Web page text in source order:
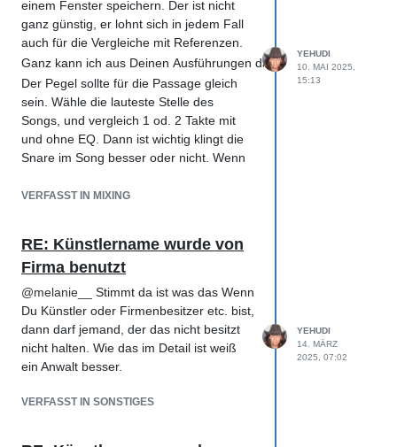
einem Fenster speichern. Der ist nicht
ganz günstig, er lohnt sich in jedem Fall
auch für die Vergleiche mit Referenzen.
Ganz kann ich aus Deinen Ausführungen das Problem nicht
Der Pegel sollte für die Passage gleich
sein. Wähle die lauteste Stelle des
Songs, und vergleich 1 od. 2 Takte mit
und ohne EQ. Dann ist wichtig klingt die
Snare im Song besser oder nicht. Wenn
noch nicht maßgeblich.
Lowshelf zu viel.
VERFASST IN MIXING
YEHUDI
10. MAI 2025,
15:13
RE: Künstlername wurde von
Firma benutzt
@melanie__
Stimmt da ist was das Wenn
Du Künstler oder Firmenbesitzer etc. bist,
dann darf jemand, der das nicht besitzt
nicht halten. Wie das im Detail ist weiß
ein Anwalt besser.
VERFASST IN SONSTIGES
YEHUDI
14. MÄRZ
2025, 07:02